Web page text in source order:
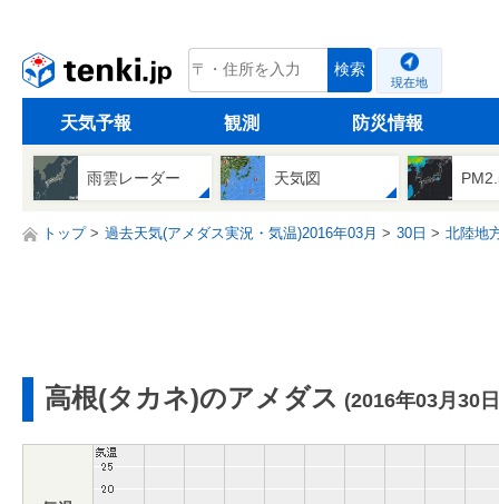
tenki.jp 検索
現在地
天気予報 観測 防災情報
雨雲レーダー 天気図
トップ 過去天気(アメダス実況・気温)2016年03月 30日 北陸地
高根(タカネ)のアメダス (2016年03月30